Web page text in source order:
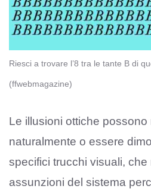
Riesci a trovare l’8 tra le tante B di
(ffwebmagazine)
Le illusioni ottiche possono
naturalmente o essere
specifici trucchi visuali,
assunzioni del sistema